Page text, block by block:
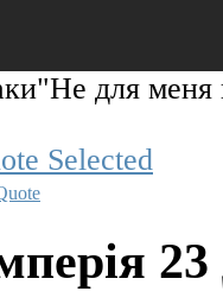
для меня